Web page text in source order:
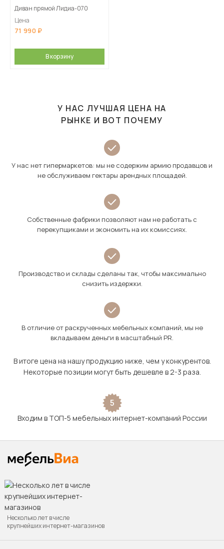
Диван прямой Лидиа-070
Цена
71 990
В корзину
У НАС ЛУЧШАЯ ЦЕНА НА
РЫНКЕ И ВОТ ПОЧЕМУ
У нас нет гипермаркетов: мы не содержим армию продавцов и
не обслуживаем гектары арендных площадей.
Собственные фабрики позволяют нам не работать с
перекупщиками и экономить на их комиссиях.
Производство и склады сделаны так, чтобы максимально
снизить издержки.
В отличие от раскрученных мебельных компаний, мы не
вкладываем деньги в масштабный PR.
В итоге цена на нашу продукцию ниже, чем у конкурентов.
Некоторые позиции могут быть дешевле в 2-3 раза.
5
Входим в ТОП-5 мебельных интернет-компаний России
Несколько лет в числе
крупнейших интернет-магазинов